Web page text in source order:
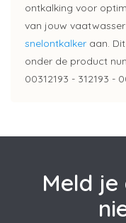
ontkalking voor
van jouw
snelontkalker aan.
onder de product
00312193 - 312193 -
Meld